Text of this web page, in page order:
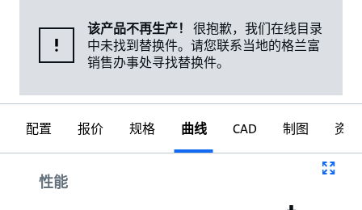
该产品不再生产！
很抱歉，我们在线目录
中未找到替换件。请您联系当地的格兰富
销售办事处寻找替换件。
配置 报价 规格 曲线 CAD 制图 资料
性能